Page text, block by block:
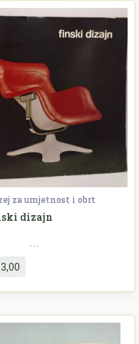
za umjetnost i obrt
dizajn